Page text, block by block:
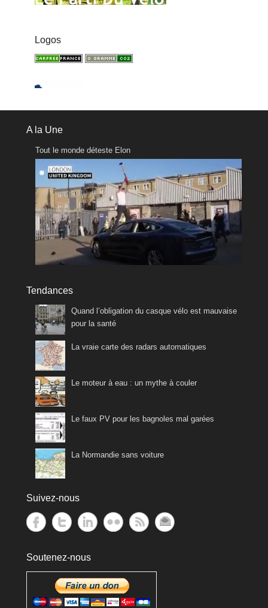
Logos
A la Une
Tout le monde déteste Elon
Tendances
Quand l’obligation du casque vélo est mauvaise
pour la santé
La vraie carte des radars automatiques
Le moteur à eau : un mythe à couler
Le faux PV pour les bagnoles mal garées
La Normandie sans voiture
Suivez-nous
Soutenez-nous